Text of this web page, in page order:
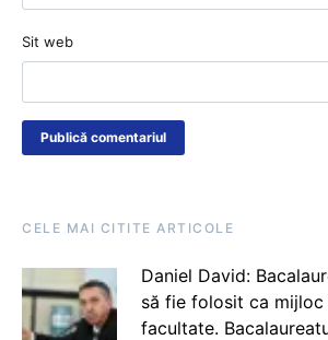
Sit web
CELE MAI CITITE ARTICOLE
Daniel David:
să fie folosit ca mijloc
facultate.